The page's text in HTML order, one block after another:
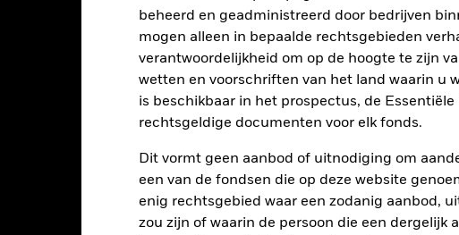
beheerd en geadministreerd door bedrijven
mogen alleen in bepaalde rechtsgebieden
verantwoordelijkheid om op de hoogte te zijn
wetten en voorschriften van het land waarin u
is beschikbaar in het prospectus, de
rechtsgeldige documenten voor elk fonds.
Dit vormt geen aanbod of uitnodiging om
een van de fondsen die op deze website
enig rechtsgebied waar een zodanig aanbod,
zou zijn of waarin de persoon die een dergelijk
Totaalrendement (%) Doelbenchmark 1 (%)
2023
2021
2022
Totaalrendement (%) USD
Doelbenchmark 1 (%) USD